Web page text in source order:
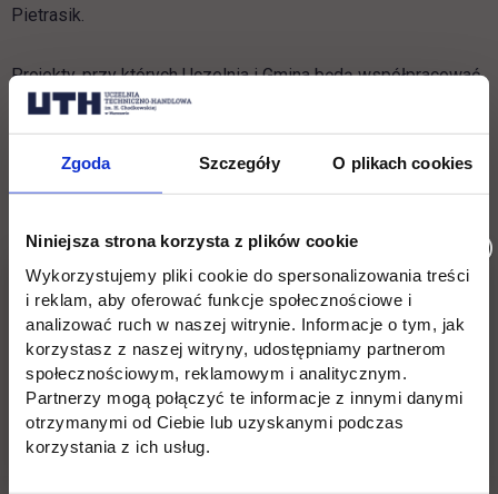
Zgoda Szczegóły O plikach cookies
Niniejsza strona korzysta z plików cookie
Wykorzystujemy pliki cookie do spersonalizowania treści
i reklam, aby oferować funkcje społecznościowe i
analizować ruch w naszej witrynie. Informacje o tym, jak
korzystasz z naszej witryny, udostępniamy partnerom
społecznościowym, reklamowym i analitycznym.
Partnerzy mogą połączyć te informacje z innymi danymi
otrzymanymi od Ciebie lub uzyskanymi podczas
korzystania z ich usług.
Pietrasik.
Projekty, przy których Uczelnia i Gmina będą współpracować,
będą dotyczyć edukacji, kultury, sportu oraz inicjatyw
społeczno-gospodarczych z udziałem partnerów
zagranicznych.
uroczystości wręczenia miastu Płońsk Honorowej Flagi
Europy. W wydarzeniu wzięli udział studenci i absolwenci
płońskiego wydziału naszej Uczelni.
Wróć